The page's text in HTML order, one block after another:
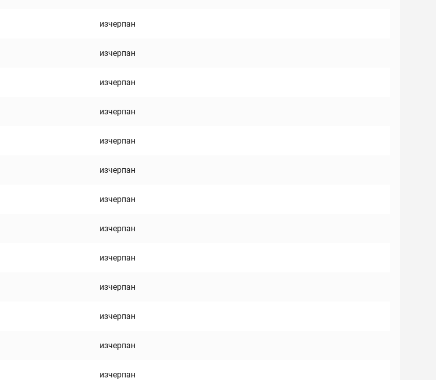
изчерпан
изчерпан
изчерпан
изчерпан
изчерпан
изчерпан
изчерпан
изчерпан
изчерпан
изчерпан
изчерпан
изчерпан
изчерпан